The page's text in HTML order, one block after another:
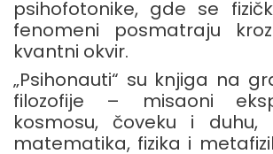
psihofotonike, gde se
fenomeni posmatraju
kvantni okvir.
„Psihonauti“ su knjiga na
filozofije – misaoni
kosmosu, čoveku i duhu,
matematika, fizika i